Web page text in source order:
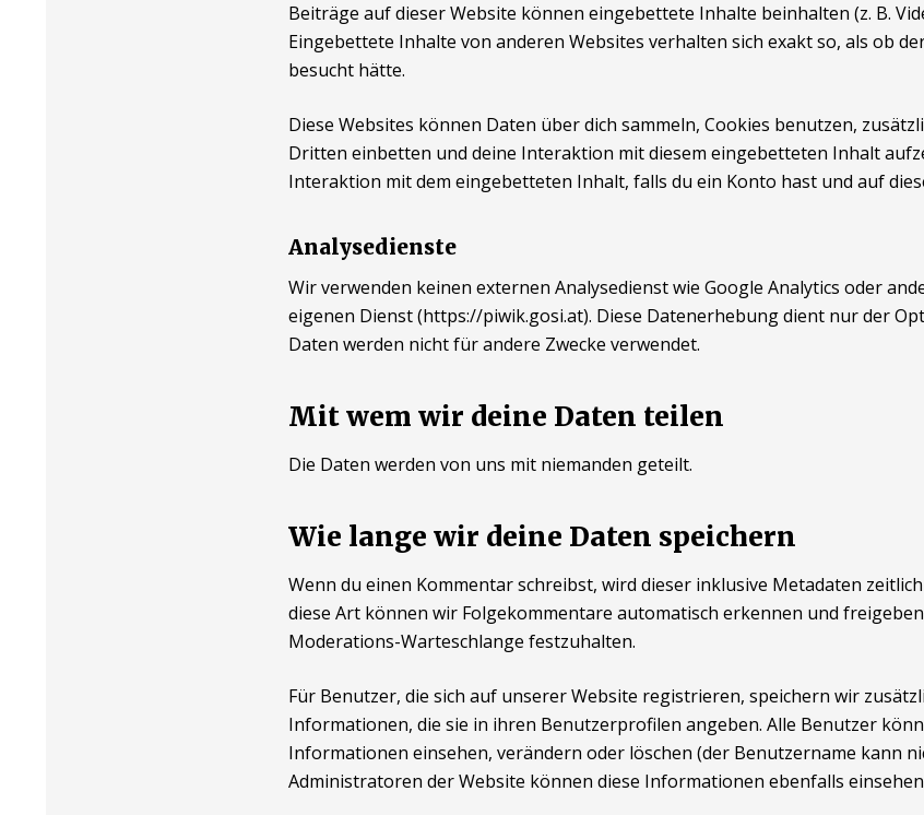
Beiträge auf dieser Website können eingebettete Inhalte beinhalten (z. B.
Eingebettete Inhalte von anderen Websites verhalten sich exakt so, als ob
besucht hätte.
Diese Websites können Daten über dich sammeln, Cookies benutzen,
Dritten einbetten und deine Interaktion mit diesem eingebetteten Inhalt
Interaktion mit dem eingebetteten Inhalt, falls du ein Konto hast und auf
Analysedienste
Wir verwenden keinen externen Analysedienst wie Google Analytics oder
eigenen Dienst (https://piwik.gosi.at). Diese Datenerhebung dient nur der
Daten werden nicht für andere Zwecke verwendet.
Mit wem wir deine Daten teilen
Die Daten werden von uns mit niemanden geteilt.
Wie lange wir deine Daten speichern
Wenn du einen Kommentar schreibst, wird dieser inklusive Metadaten
diese Art können wir Folgekommentare automatisch erkennen und
Moderations-Warteschlange festzuhalten.
Für Benutzer, die sich auf unserer Website registrieren, speichern wir
Informationen, die sie in ihren Benutzerprofilen angeben. Alle Benutzer
Informationen einsehen, verändern oder löschen (der Benutzername kann
Administratoren der Website können diese Informationen ebenfalls